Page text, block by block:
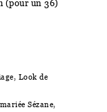
(pour un 36)
, Look de
Sézane,